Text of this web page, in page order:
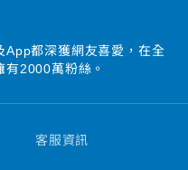
App都深獲網友喜愛，在全
有2000萬粉絲。
客服資訊